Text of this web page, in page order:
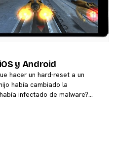
y Android
hacer un hard-reset a un
había cambiado la
infectado de malware?…